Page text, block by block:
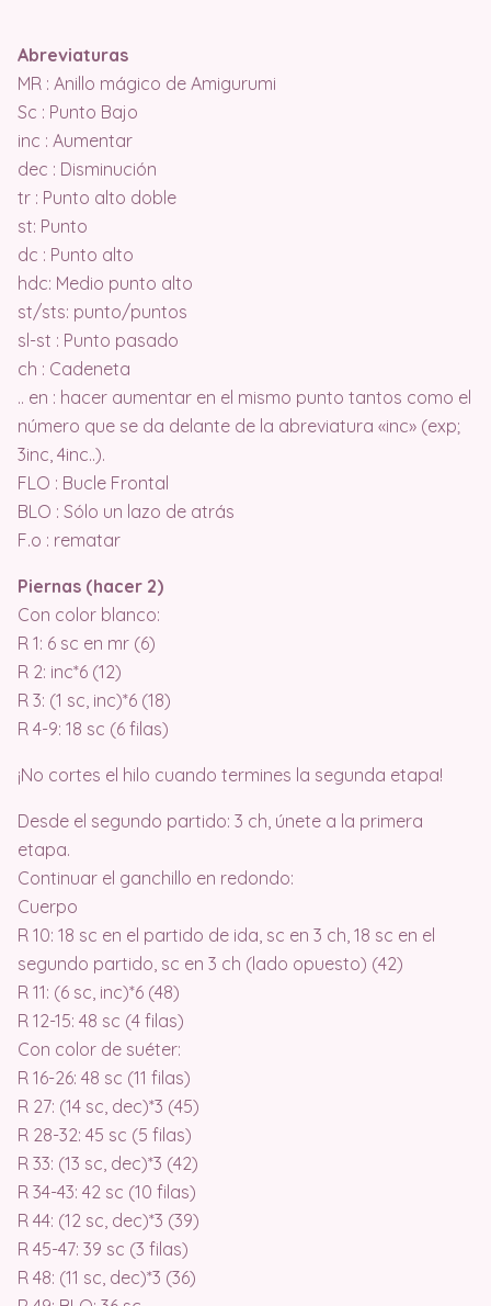
Abreviaturas
MR : Anillo mágico de Amigurumi
Sc : Punto Bajo
inc : Aumentar
dec : Disminución
tr : Punto alto doble
st: Punto
dc : Punto alto
hdc: Medio punto alto
st/sts: punto/puntos
sl-st : Punto pasado
ch : Cadeneta
.. en : hacer aumentar en el mismo punto tantos como el
número que se da delante de la abreviatura «inc» (exp;
3inc, 4inc..).
FLO : Bucle Frontal
BLO : Sólo un lazo de atrás
F.o : rematar
Piernas (hacer 2)
Con color blanco:
R 1: 6 sc en mr (6)
R 2: inc*6 (12)
R 3: (1 sc, inc)*6 (18)
R 4-9: 18 sc (6 filas)
¡No cortes el hilo cuando termines la segunda etapa!
Desde el segundo partido: 3 ch, únete a la primera
etapa.
Continuar el ganchillo en redondo:
Cuerpo
R 10: 18 sc en el partido de ida, sc en 3 ch, 18 sc en el
segundo partido, sc en 3 ch (lado opuesto) (42)
R 11: (6 sc, inc)*6 (48)
R 12-15: 48 sc (4 filas)
Con color de suéter:
R 16-26: 48 sc (11 filas)
R 27: (14 sc, dec)*3 (45)
R 28-32: 45 sc (5 filas)
R 33: (13 sc, dec)*3 (42)
R 34-43: 42 sc (10 filas)
R 44: (12 sc, dec)*3 (39)
R 45-47: 39 sc (3 filas)
R 48: (11 sc, dec)*3 (36)